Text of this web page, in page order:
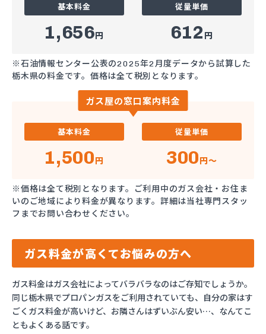
基本料金
1,656円
従量単価
612 円
※石油情報センター公表の2025年2月度データから試算した
栃木県の料金です。価格は全て税別となります。
ガス屋の窓口案内料金
基本料金
1,500円
従量単価
300円～
※価格は全て税別となります。ご利用中のガス会社・お住ま
いのご地域により料金が異なります。詳細は当社専門スタッ
フまでお問い合わせください。
ガス料金が高くてお悩みの方へ
ガス料金はガス会社によってバラバラなのはご存知でしょうか。
同じ栃木県でプロパンガスをご利用されていても、自分の家はす
ごくガス料金が高いけど、お隣さんはずいぶん安い…、なんてこ
ともよくある話です。